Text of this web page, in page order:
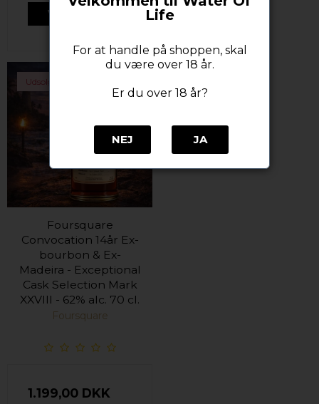
VIS PRODUKT
Udsolgt
Foursquare
Convocation 14år Ex-
bourbon & Ex-
Madeira - Exceptional
Cask Selection Mark
XXVIII - 62% alc. 70 cl.
Foursquare
1.199,00 DKK
Life
For at handle på shoppen, skal
du være over 18 år.
Er du over 18 år?
NEJ JA